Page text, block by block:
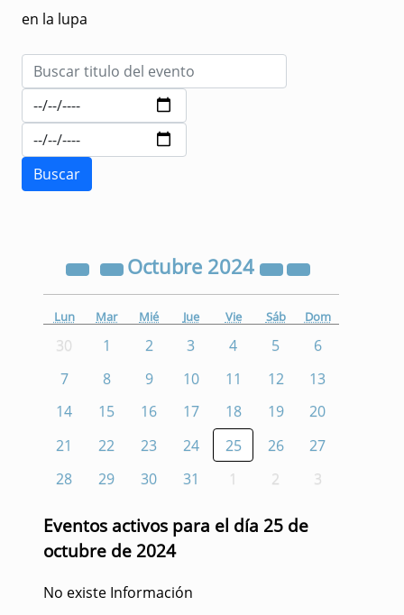
en la lupa
Octubre 2024
Lun Mar Mié Jue Vie Sáb Dom
30 1 2 3 4 5
6
7
8 9 10 11 12
13
14
15 16 17 18 19
20
21
22 23 24 25 26
27
28
29 30 31 1 2 3
Eventos activos para el día 25 de
octubre de 2024
No existe Información